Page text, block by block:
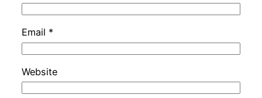
Email *
Website